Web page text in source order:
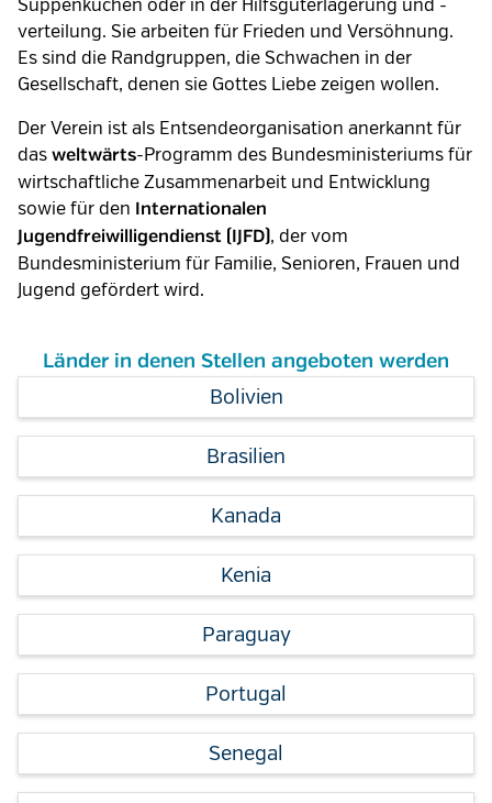
Suppenküchen oder in der Hilfsgüterlagerung und -
verteilung. Sie arbeiten für Frieden und Versöhnung.
Es sind die Randgruppen, die Schwachen in der
Gesellschaft, denen sie Gottes Liebe zeigen wollen.
Der Verein ist als Entsendeorganisation anerkannt für
das weltwärts-Programm des Bundesministeriums für
wirtschaftliche Zusammenarbeit und Entwicklung
sowie für den
Internationalen
Jugendfreiwilligendienst (IJFD) , der vom
Bundesministerium für Familie, Senioren, Frauen und
Jugend gefördert wird.
Länder in denen Stellen angeboten werden
Bolivien
Brasilien
Kanada
Kenia
Paraguay
Portugal
Senegal